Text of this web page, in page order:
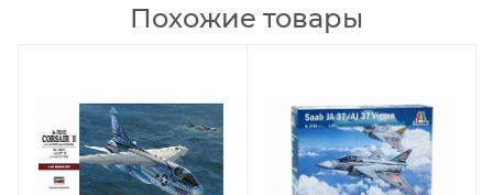
Похожие товары